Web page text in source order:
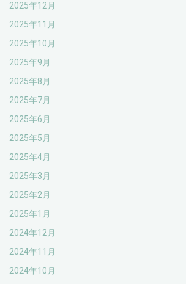
2025年12月
2025年11月
2025年10月
2025年9月
2025年8月
2025年7月
2025年6月
2025年5月
2025年4月
2025年3月
2025年2月
2025年1月
2024年12月
2024年11月
2024年10月